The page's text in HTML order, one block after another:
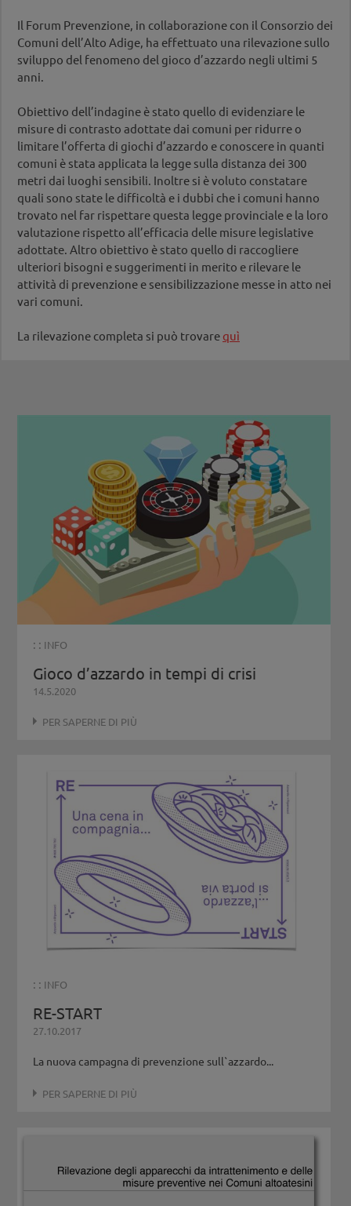
Il Forum Prevenzione, in collaborazione con il Consorzio dei
Comuni dell’Alto Adige, ha effettuato una rilevazione sullo
sviluppo del fenomeno del gioco d’azzardo negli ultimi 5
anni.
Obiettivo dell’indagine è stato quello di evidenziare le
misure di contrasto adottate dai comuni per ridurre o
limitare l’offerta di giochi d’azzardo e conoscere in quanti
comuni è stata applicata la legge sulla distanza dei 300
metri dai luoghi sensibili. Inoltre si è voluto constatare
quali sono state le difficoltà e i dubbi che i comuni hanno
trovato nel far rispettare questa legge provinciale e la loro
valutazione rispetto all’efficacia delle misure legislative
adottate. Altro obiettivo è stato quello di raccogliere
ulteriori bisogni e suggerimenti in merito e rilevare le
attività di prevenzione e sensibilizzazione messe in atto nei
vari comuni.
La rilevazione completa si può trovare quì
: : INFO
Gioco d’azzardo in tempi di crisi
14.5.2020
PER SAPERNE DI PIÙ
: : INFO
RE-START
27.10.2017
La nuova campagna di prevenzione sull`azzardo...
PER SAPERNE DI PIÙ